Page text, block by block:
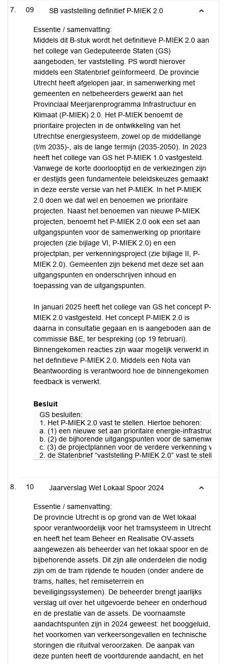
09 SB vaststelling definitief P-MIEK 2.0
Essentie / samenvatting:
Middels dit B-stuk wordt het definitieve P-MIEK 2.0 aan
het college van Gedeputeerde Staten (GS)
aangeboden, ter vaststelling. PS wordt hierover
middels een Statenbrief geïnformeerd. De provincie
Utrecht heeft afgelopen jaar, in samenwerking met
gemeenten en netbeheerders gewerkt aan het
Provinciaal Meerjarenprogramma Infrastructuur en
Klimaat (P-MIEK) 2.0. Het P-MIEK benoemt de
prioritaire projecten in de ontwikkeling van het
Utrechtse energiesysteem, zowel op de middellange
(t/m 2035)-, als de lange termijn (2035-2050). In 2023
heeft het college van GS het P-MIEK 1.0 vastgesteld.
Vanwege de korte doorlooptijd en de verkiezingen zijn
er destijds geen fundamentele beleidskeuzes gemaakt
in deze eerste versie van het P-MIEK. In het P-MIEK
2.0 doen we dat wel en benoemen we prioritaire
projecten. Naast het benoemen van nieuwe P-MIEK
projecten, benoemt het P-MIEK 2.0 ook een set aan
uitgangspunten voor de samenwerking op prioritaire
projecten (zie bijlage VI, P-MIEK 2.0) en een
projectplan, per verkenningsproject (zie bijlage II, P-
MIEK 2.0). Gemeenten zijn bekend met deze set aan
uitgangspunten en onderschrijven inhoud en
toepassing van de uitgangspunten.
In januari 2025 heeft het college van GS het concept P-
MIEK 2.0 vastgesteld. Het concept P-MIEK 2.0 is
daarna in consultatie gegaan en is aangeboden aan de
commissie B&E, ter bespreking (op 19 februari).
Binnengekomen reacties zijn waar mogelijk verwerkt in
het definitieve P-MIEK 2.0. Middels een Nota van
Beantwoording is verantwoord hoe de binnengekomen
feedback is verwerkt.
Besluit
GS besluiten:
1. Het P-MIEK 2.0 vast te stellen. Hiertoe behoren:
a. (1) een nieuwe set aan prioritaire energie-
b. (2) de bijhorende uitgangspunten voor de
c. (3) de projectplannen voor de verdere verkenning van
2. de Statenbrief “vaststelling P-MIEK 2.0” vast te
10 Jaarverslag Wet Lokaal Spoor 2024
Essentie / samenvatting:
De provincie Utrecht is op grond van de Wet lokaal
spoor verantwoordelijk voor het tramsysteem in Utrecht
en heeft het team Beheer en Realisatie OV-assets
aangewezen als beheerder van het lokaal spoor en de
bijbehorende assets. Dit zijn alle onderdelen die nodig
zijn om de tram rijdende te houden (onder andere de
trams, haltes, het remiseterrein en
beveiligingssystemen). De beheerder brengt jaarlijks
verslag uit over het uitgevoerde beheer en onderhoud
en de prestatie van de assets. De voornaamste
aandachtspunten zijn in 2024 geweest: het booggeluid,
het voorkomen van verkeersongevallen en technische
storingen die rituitval veroorzaken. De aanpak van
deze punten heeft de voortdurende aandacht, en het